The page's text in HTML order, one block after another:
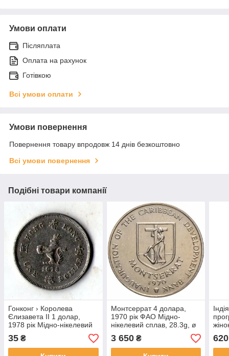
Умови оплати
Післяплата
Оплата на рахунок
Готівкою
Всі умови оплати
Умови повернення
Повернення товару впродовж 14 днів безкоштовно
Всі умови повернення
Подібні товари компанії
Гонконг › Королева
Єлизавета II 1 долар,
1978 рік Мідно-нікелевий
сплав, 7.1g, ø 25.5mm
№2074
35 ₴
Монтсеррат 4 долара,
1970 рік ФАО Мідно-
нікелевий сплав, 28.3g, ø
38.5mm рідкісна №4147
3 650₴ 620